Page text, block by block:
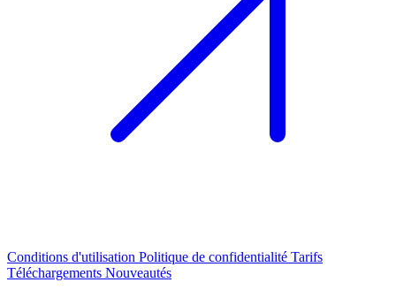
Conditions d'utilisation Politique de confidentialité Tarifs
Téléchargements Nouveautés